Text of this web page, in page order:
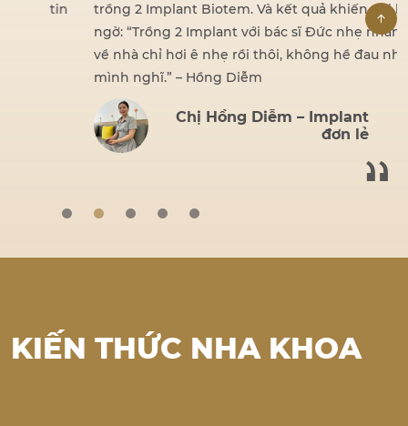
trồng 2 Implant Biotem. Và kết quả khiến chị bất
ngờ: “Trồng 2 Implant với bác sĩ Đức nhẹ nhàng lắm,
về nhà chỉ hơi ê nhẹ rồi thôi, không hề đau như
mình nghĩ.” – Hồng Diễm
Chị Hồng Diễm – Implant
đơn lẻ
KIẾN THỨC NHA KHOA